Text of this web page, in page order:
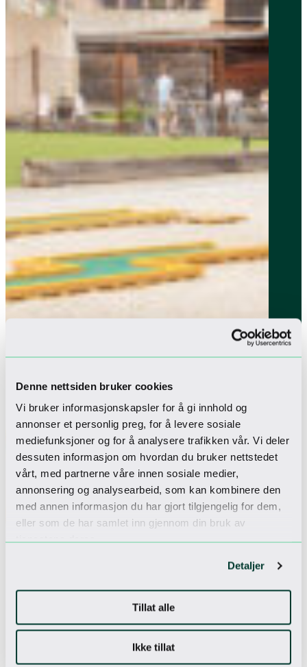
Denne nettsiden bruker cookies
Vi bruker informasjonskapsler for å gi innhold og
annonser et personlig preg, for å levere sosiale
mediefunksjoner og for å analysere trafikken vår. Vi deler
dessuten informasjon om hvordan du bruker nettstedet
vårt, med partnerne våre innen sosiale medier,
annonsering og analysearbeid, som kan kombinere den
med annen informasjon du har gjort tilgjengelig for dem,
eller som de har samlet inn gjennom din bruk av
tjenestene deres.
Detaljer
Tillat alle
Ikke tillat